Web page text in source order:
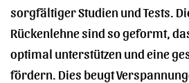
sorgfältiger Studien und Tests.
Rückenlehne sind so geformt,
optimal unterstützen und eine
fördern. Dies beugt